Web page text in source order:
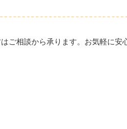
相談から承ります。お気軽に安